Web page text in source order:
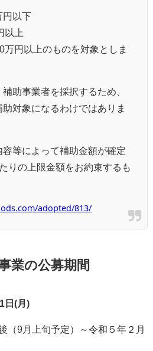
以下
上
上のものを対象としま
助事業者を採択するため、
対象になるわけではありま
等によって補助金額が確定
りの上限金額をお約束するも
adopted/813/
業の公募期間
日(月)
（9月上旬予定）～令和５年２月